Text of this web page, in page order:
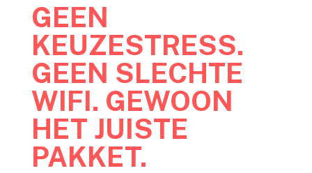
GEEN
KEUZESTRESS.
GEEN SLECHTE
WIFI. GEWOON
HET JUISTE
PAKKET.